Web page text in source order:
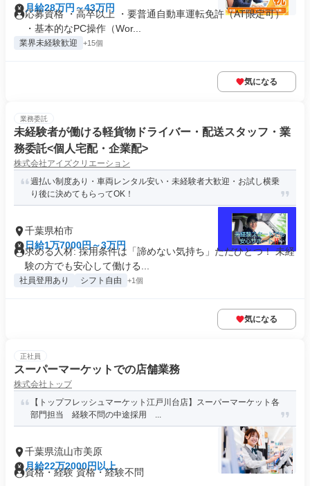
月給28万円～43万円
応募資格 ・⾼卒以上 ・要普通⾃動⾞運転免許（AT限定可）
・基本的なPC操作（Wor...
業界未経験歓迎 +15個
気になる
業務委託
未経験者が働ける軽貨物ドライバー・配送スタッフ・業
務委託<個人宅配・企業配>
株式会社アイズクリエーション
週払い制度あり・車両レンタル安い・未経験者大歓迎・お試し横乗
り後に決めてもらってOK！
千葉県柏市
日給1万7000円～3万円
求める人材: 採用条件は「諦めない気持ち」ただひとつ！ 未経
験の方でも安心して働ける...
社員登用あり シフト自由 +1個
気になる
正社員
スーパーマーケットでの店舗業務
株式会社トップ
【トップフレッシュマーケット江戸川台店】スーパーマーケット各
部門担当 経験不問の中途採用 ...
千葉県流山市美原
月給22万2000円以上
資格・経験 資格・経験不問